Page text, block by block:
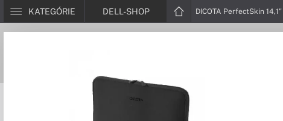
KATEGÓRIE DELL-SHOP DICOTA PerfectSkin 14,1"